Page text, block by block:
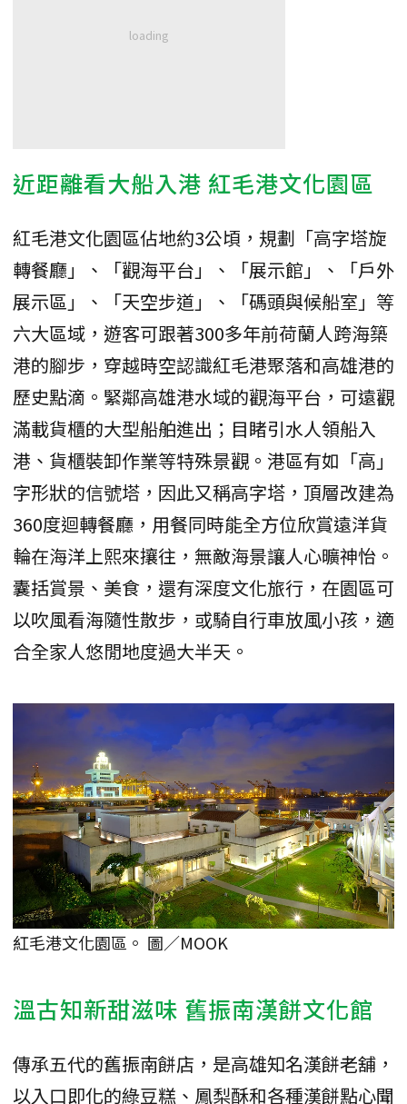
近距離看大船入港 紅毛港文化園區
紅毛港文化園區佔地約3公頃，規劃「高字塔旋
轉餐廳」、「觀海平台」、「展示館」、「戶外
展示區」、「天空步道」、「碼頭與候船室」等
六大區域，遊客可跟著300多年前荷蘭人跨海築
港的腳步，穿越時空認識紅毛港聚落和高雄港的
歷史點滴。緊鄰高雄港水域的觀海平台，可遠觀
滿載貨櫃的大型船舶進出；目睹引水人領船入
港、貨櫃裝卸作業等特殊景觀。港區有如「高」
字形狀的信號塔，因此又稱高字塔，頂層改建為
360度迴轉餐廳，用餐同時能全方位欣賞遠洋貨
輪在海洋上熙來攘往，無敵海景讓人心曠神怡。
囊括賞景、美食，還有深度文化旅行，在園區可
以吹風看海隨性散步，或騎自行車放風小孩，適
合全家人悠閒地度過大半天。
紅毛港文化園區。 圖／MOOK
溫古知新甜滋味 舊振南漢餅文化館
傳承五代的舊振南餅店，是高雄知名漢餅老舖，
以入口即化的綠豆糕、鳳梨酥和各種漢餅點心聞